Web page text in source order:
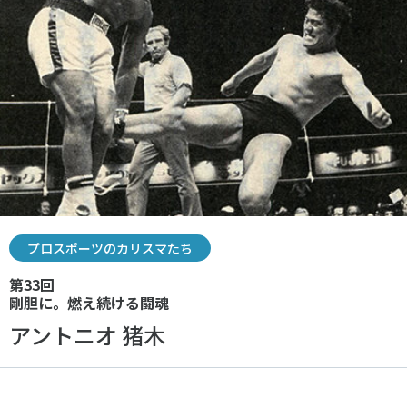
社会づくり
国際情報
知る学ぶ
ニュース
お問い合わせ・お申し込み
＃障害者スポーツ ＃スポーツ基本計画 ＃競技人口
＃高齢者スポーツ ＃差別とダイバーシティ
調査・研究
スポーツライフ・データ
スポーツ白書
政策提言
子どものスポーツ
障害者スポーツ
スポーツによるまちづくり
プロスポーツのカリスマたち
第33回
剛胆に。燃え続ける闘魂
アントニオ 猪木